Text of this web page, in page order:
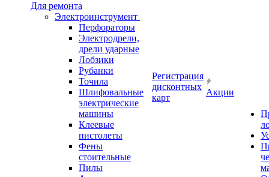
Для ремонта
Электроинструмент
Перфораторы
Электродрели,
дрели ударные
Лобзики
Рубанки
Точила
Шлифовальные
электрические
машины
Клеевые
пистолеты
Фены
стоительные
Пилы
Регистрация
дисконтных
карт
Акции